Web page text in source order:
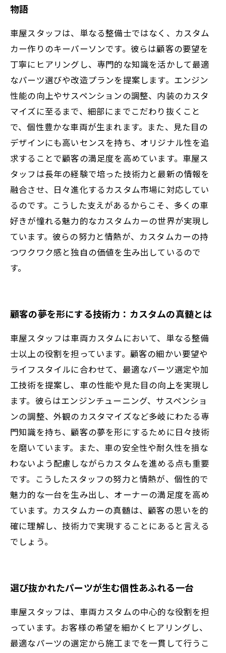
カスタムカーの魅力を支える車屋スタッフの
役割とは
業界最前線から見る車両カスタムの未来と可
能性
物語
車屋スタッフは、単なる整備士ではなく、カスタム
カー作りのキーパーソンです。彼らは顧客の要望を
丁寧にヒアリングし、専門的な知識を活かして最適
なパーツ選びや改造プランを提案します。エンジン
性能の向上やサスペンションの調整、内装のカスタ
マイズに至るまで、細部にまでこだわり抜くこと
で、個性豊かな車両が生まれます。また、見た目の
デザインにも高いセンスを持ち、オリジナル性を追
求することで顧客の満足度を高めています。車屋ス
タッフは長年の経験で培った技術力と最新の情報を
融合させ、日々進化するカスタム市場に対応してい
るのです。こうした支えがあるからこそ、多くの車
好きが憧れる魅力的なカスタムカーの世界が実現し
ています。彼らの努力と情熱が、カスタムカーの持
つワクワク感と独自の価値を生み出しているので
す。
顧客の夢を形にする技術力：カスタムの真髄とは
車屋スタッフは車両カスタムにおいて、単なる整備
士以上の役割を担っています。顧客の細かい要望や
ライフスタイルに合わせて、最適なパーツ選定や加
工技術を提案し、車の性能や見た目の向上を実現し
ます。彼らはエンジンチューニング、サスペンショ
ンの調整、外観のカスタマイズなど多岐にわたる専
門知識を持ち、顧客の夢を形にするために日々技術
を磨いています。また、車の安全性や耐久性を損な
わないよう配慮しながらカスタムを進める点も重要
です。こうしたスタッフの努力と情熱が、個性的で
魅力的な一台を生み出し、オーナーの満足度を高め
ています。カスタムカーの真髄は、顧客の思いを的
確に理解し、技術力で実現することにあると言える
でしょう。
選び抜かれたパーツが生む個性あふれる一台
車屋スタッフは、車両カスタムの中心的な役割を担
っています。お客様の希望を細かくヒアリングし、
最適なパーツの選定から施工までを一貫して行うこ